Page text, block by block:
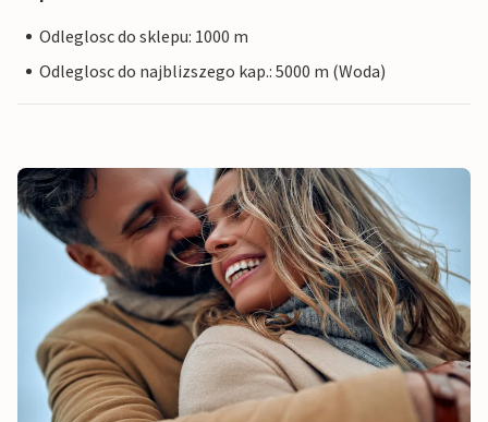
Odleglosc do sklepu: 1000 m
Odleglosc do najblizszego kap.: 5000 m (Woda)